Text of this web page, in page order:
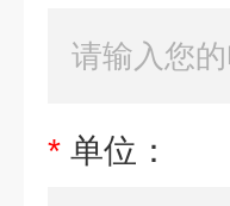
* 单位：